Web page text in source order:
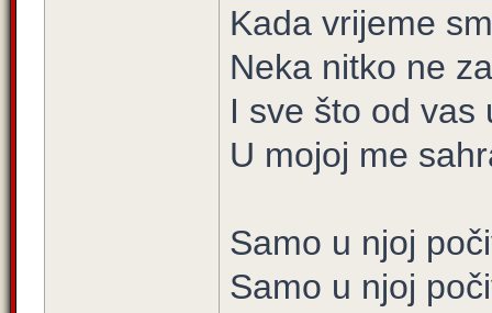
Kada vrijeme
Neka nitko ne
I sve što od vas
U mojoj me
Samo u njoj
Samo u njoj